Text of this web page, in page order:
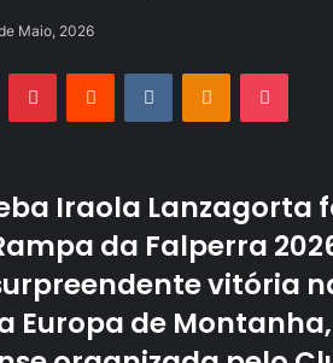
Maio, 2026
PinterestReddit VKontakteOdnoklassniki
Pocket
Iraola Lanzagorta
da Falperra
vitória
Europa de